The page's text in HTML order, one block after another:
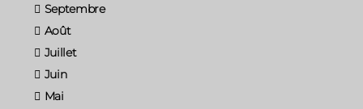
Septembre
Août
Juillet
Juin
Mai